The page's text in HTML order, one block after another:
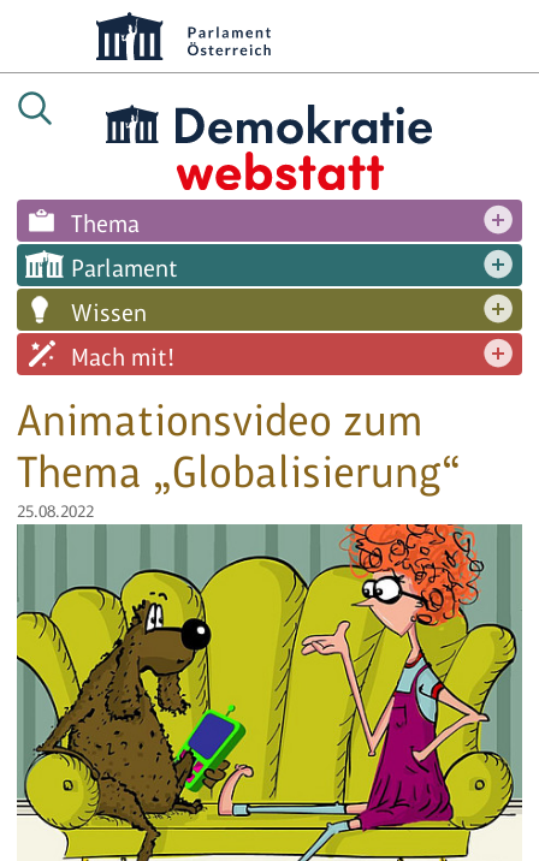
Thema
Parlament
Wissen
Mach mit!
Animationsvideo zum
Thema „Globalisierung“
25.08.2022